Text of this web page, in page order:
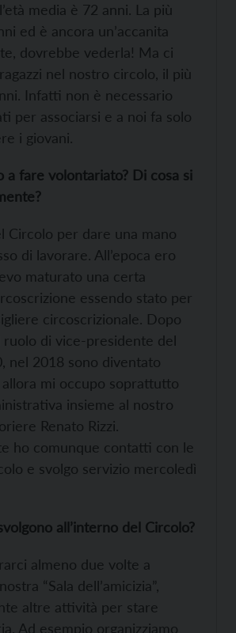
media è 72 anni. La più
ed è ancora un’accanita
dovrebbe vederla! Ma ci
nel nostro circolo, il più
Infatti non è necessario
per associarsi e a noi fa solo
i giovani.
a fare volontariato? Di cosa si
Circolo per dare una mano
di lavorare. All’epoca ero
maturato una certa
essendo stato per
circoscrizionale. Dopo
di vice-presidente del
nel 2018 sono diventato
mi occupo soprattutto
insieme al nostro
Renato Rizzi.
ho comunque contatti con le
e svolgo servizio mercoledì
all’interno del Circolo?
almeno due volte a
“Sala dell’amicizia”,
altre attività per stare
Ad esempio organizziamo